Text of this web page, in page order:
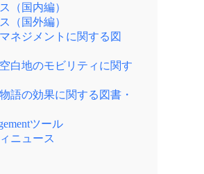
（国内編）
（国外編）
ネジメントに関する図
白地のモビリティに関す
語の効果に関する図書・
ツール
ニュース